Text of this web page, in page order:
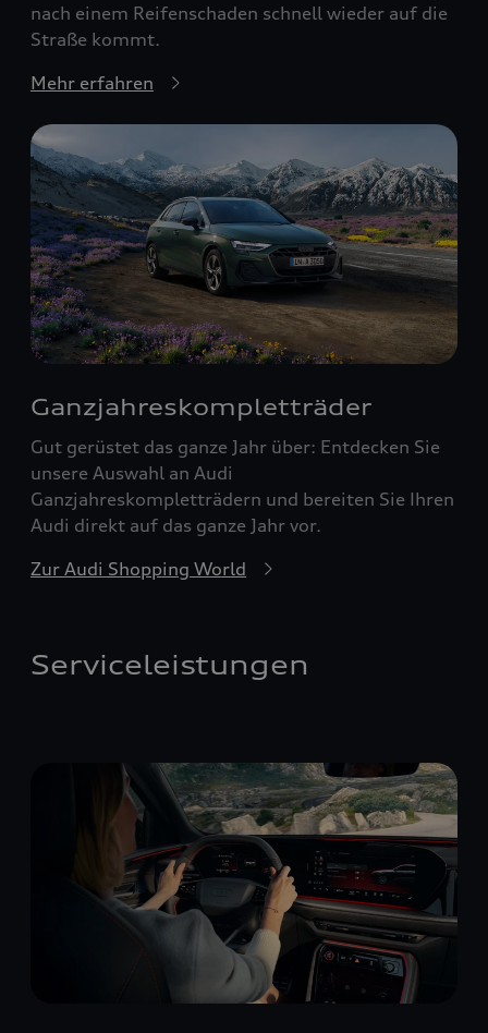
nach einem Reifenschaden schnell wieder auf die
Straße kommt.
Mehr erfahren
Ganzjahreskompletträder
Gut gerüstet das ganze Jahr über: Entdecken Sie
unsere Auswahl an Audi
Ganzjahreskompletträdern und bereiten Sie Ihren
Audi direkt auf das ganze Jahr vor.
Zur Audi Shopping World
Serviceleistungen